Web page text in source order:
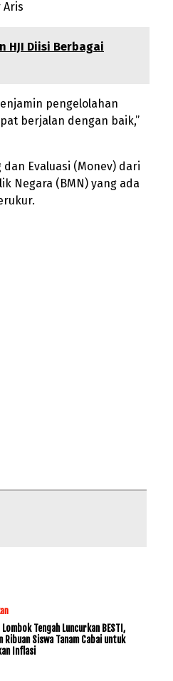
HJI Diisi Berbagai
pengelolahan
berjalan dengan baik,”
Evaluasi (Monev) dari
Negara (BMN) yang ada
Lombok Tengah Luncurkan BESTI,
Ribuan Siswa Tanam Cabai untuk
Inflasi